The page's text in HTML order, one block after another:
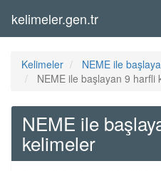
kelimeler.gen.tr
Kelimeler
NEME ile
NEME ile başlayan 9 harfli
NEME ile
kelimeler